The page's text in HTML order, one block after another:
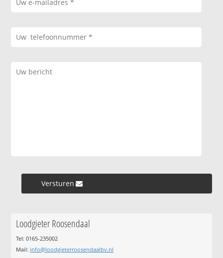
Versturen »
Loodgieter Roosendaal
Tel: 0165-235002
Mail: info@loodgieterroosendaalbv.nl